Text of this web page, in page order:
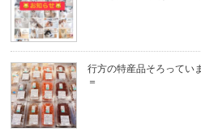
行方の特産品そろってい
＝